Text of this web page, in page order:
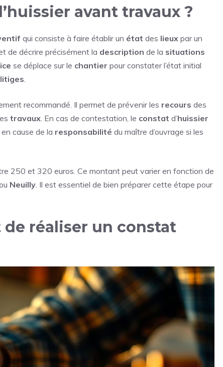
avant travaux ?
qui consiste à faire établir un état des lieuxpar un
de décrire précisément la description de la situations
se déplace sur le chantier pour constater l’état initial
litiges.
recommandé. Il permet de prévenir les recours des
travaux. En cas de contestation, le constat d’huissier
cause de la responsabilité du maître d’ouvrage si les
250 et 320 euros. Ce montant peut varier en fonction de
Neuilly. Il est essentiel de bien préparer cette étape pour
réaliser un constat